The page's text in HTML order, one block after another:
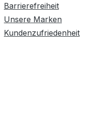
Barrierefreiheit
Unsere Marken
Kundenzufriedenheit